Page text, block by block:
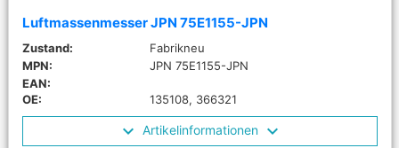
Luftmassenmesser JPN 75E1155-JPN
Zustand:
Fabrikneu
MPN:
JPN 75E1155-JPN
EAN:
OE:
135108, 366321
Artikelinformationen